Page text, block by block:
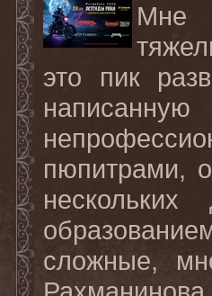
Мне
это пик
пюпитрами,
сложные,